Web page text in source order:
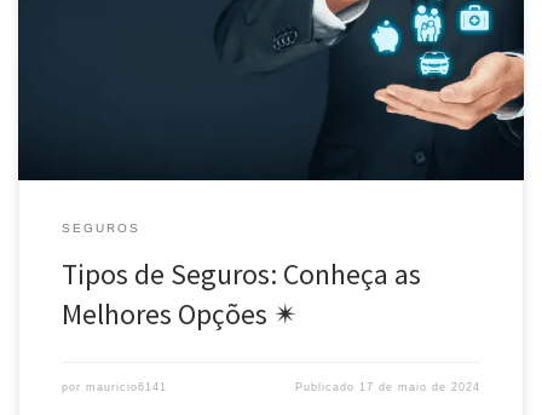
brasileiro para proteger o que é mais importante: sua vida, saúde,
carro e patrimônio. Tipos de seguros: opções para suas
SEGUROS
Tipos de Seguros: Conheça as
Melhores Opções ✴
por mauricio6141 Publicado 17 de maio de 2024